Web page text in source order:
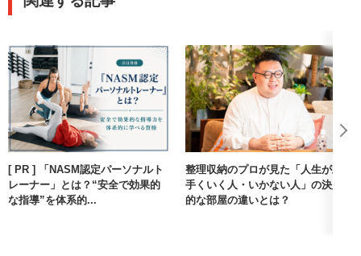
[ PR ] 「NASM認定パーソナルト
レーナー」とは？“安全で効果的
な指導”を体系的...
整理収納のプロが見た「人生が上
手くいく人・いかない人」の決定
的な部屋の違いとは？